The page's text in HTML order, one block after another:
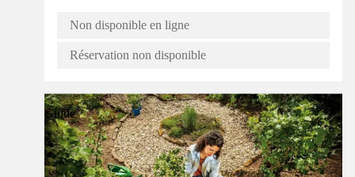
Non disponible en ligne
Réservation non disponible
Guide